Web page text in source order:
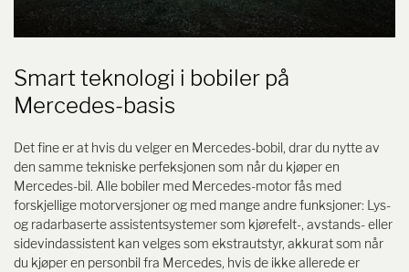
Smart teknologi i bobiler på
Mercedes-basis
Det fine er at hvis du velger en Mercedes-bobil, drar du nytte av
den samme tekniske perfeksjonen som når du kjøper en
Mercedes-bil. Alle bobiler med Mercedes-motor fås med
forskjellige motorversjoner og med mange andre funksjoner: Lys-
og radarbaserte assistentsystemer som kjørefelt-, avstands- eller
sidevindassistent kan velges som ekstrautstyr, akkurat som når
du kjøper en personbil fra Mercedes, hvis de ikke allerede er